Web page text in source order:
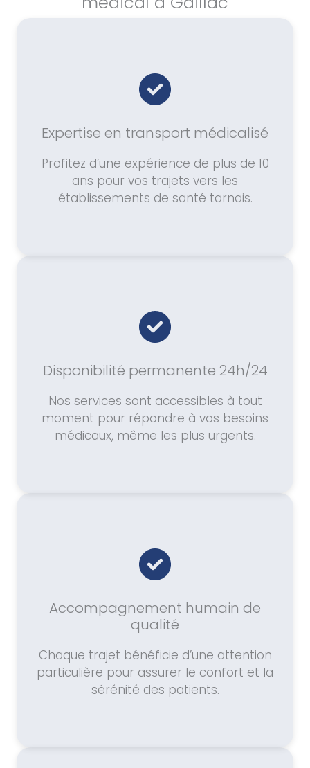
Expertise en transport médicalisé
Profitez d’une expérience de plus de 10
ans pour vos trajets vers les
établissements de santé tarnais.
Disponibilité permanente 24h/24
Nos services sont accessibles à tout
moment pour répondre à vos besoins
médicaux, même les plus urgents.
Accompagnement humain de
qualité
Chaque trajet bénéficie d’une attention
particulière pour assurer le confort et la
sérénité des patients.